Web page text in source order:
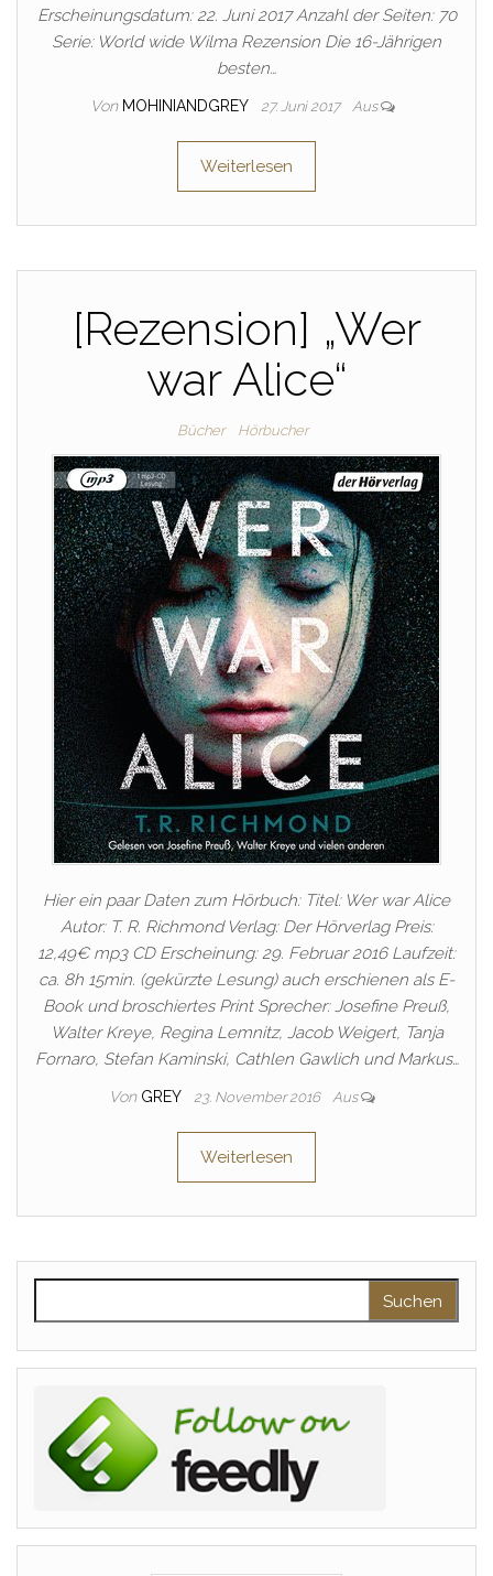
Erscheinungsdatum: 22. Juni 2017 Anzahl der Seiten: 70
Serie: World wide Wilma Rezension Die 16-Jährigen
besten…
Von MOHINIANDGREY 27. Juni 2017 Aus
Weiterlesen
[Rezension] „Wer
war Alice“
Bücher Hörbucher
Hier ein paar Daten zum Hörbuch: Titel: Wer war Alice
Autor: T. R. Richmond Verlag: Der Hörverlag Preis:
12,49€ mp3 CD Erscheinung: 29. Februar 2016 Laufzeit:
ca. 8h 15min. (gekürzte Lesung) auch erschienen als E-
Book und broschiertes Print Sprecher: Josefine Preuß,
Walter Kreye, Regina Lemnitz, Jacob Weigert, Tanja
Fornaro, Stefan Kaminski, Cathlen Gawlich und Markus…
Von GREY 23. November 2016 Aus
Weiterlesen